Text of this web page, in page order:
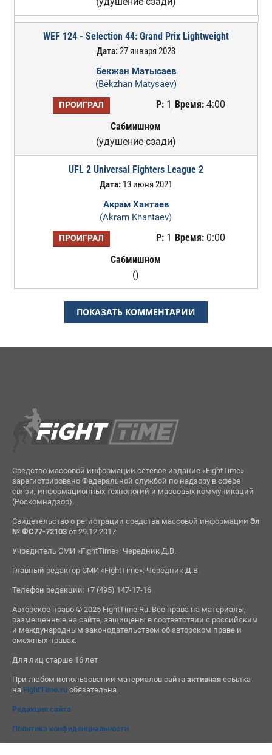
WEF 124 - Selection 44: Grand Prix Lightweight
Дата:27 января 2023
Бекжан Матысаев
(Bekzhan Matysaev)
ПРОИГРАЛ Р:1 Время:4:00
Сабмишном
(удушение сзади)
UFL 2 Universal Fighters League 2
Дата:13 июня 2021
Акрам Хантаев
(Akram Khantaev)
ПРОИГРАЛ Р:1 Время:0:00
Сабмишном
()
ПОКАЗАТЬ КОММЕНТАРИИ
Средство массовой информации сетевое издание «FightTime»
зарегистрировано Федеральной службой по надзору в сфере
связи, информационных технологий и массовых коммуникаций
(Роскомнадзор).
Свидетельство о регистрации средства массовой информации Эл
№ ФС77-72103от 29.12.2017
Учредитель СМИ «FightTime»: Чередник Д.В.
Главный редактор СМИ «FightTime»: Чередник Д.В.
Телефон редакции: +7 (495) 147-17-16
Авторское право © 2025 FightTime.Ru. Все права на материалы,
размещенные на сайте, защищены в соответствии с российским
и международным законодательством об авторском праве и
смежных правах.
Для лиц старше 16 лет
При любом использовании материалов сайта активнаяссылка
на FightTime.ruобязательна.
Редакция сайта
Политика конфиденциальности